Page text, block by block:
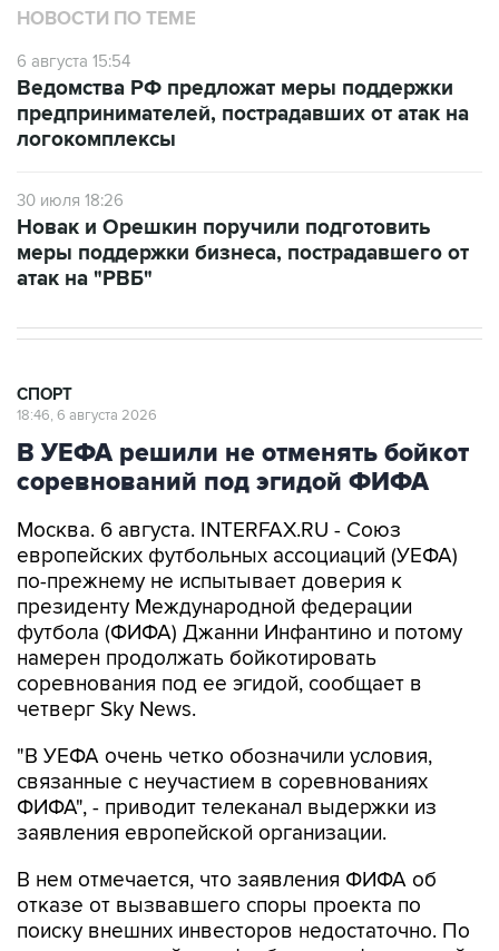
НОВОСТИ ПО ТЕМЕ
6 августа 15:54
Ведомства РФ предложат меры поддержки
предпринимателей, пострадавших от атак на
логокомплексы
30 июля 18:26
Новак и Орешкин поручили подготовить
меры поддержки бизнеса, пострадавшего от
атак на "РВБ"
СПОРТ
18:46, 6 августа 2026
В УЕФА решили не отменять бойкот
соревнований под эгидой ФИФА
Москва. 6 августа. INTERFAX.RU - Союз
европейских футбольных ассоциаций (УЕФА)
по-прежнему не испытывает доверия к
президенту Международной федерации
футбола (ФИФА) Джанни Инфантино и потому
намерен продолжать бойкотировать
соревнования под ее эгидой, сообщает в
четверг Sky News.
"В УЕФА очень четко обозначили условия,
связанные с неучастием в соревнованиях
ФИФА", - приводит телеканал выдержки из
заявления европейской организации.
В нем отмечается, что заявления ФИФА об
отказе от вызвавшего споры проекта по
поиску внешних инвесторов недостаточно. По